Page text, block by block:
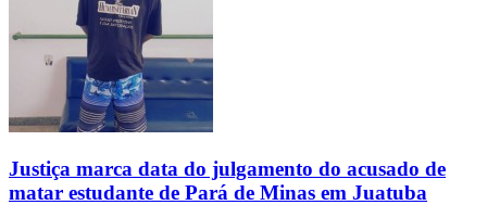
Justiça marca data do julgamento do acusado de
matar estudante de Pará de Minas em Juatuba